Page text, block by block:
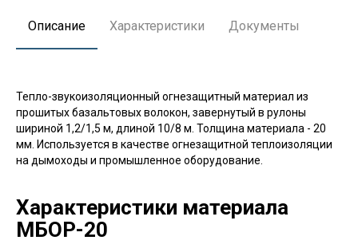
Описание Характеристики Документы
Тепло-звукоизоляционный огнезащитный материал из
прошитых базальтовых волокон, завернутый в рулоны
шириной 1,2/1,5 м, длиной 10/8 м. Толщина материала - 20
мм. Используется в качестве огнезащитной теплоизоляции
на дымоходы и промышленное оборудование.
Характеристики материала
МБОР-20